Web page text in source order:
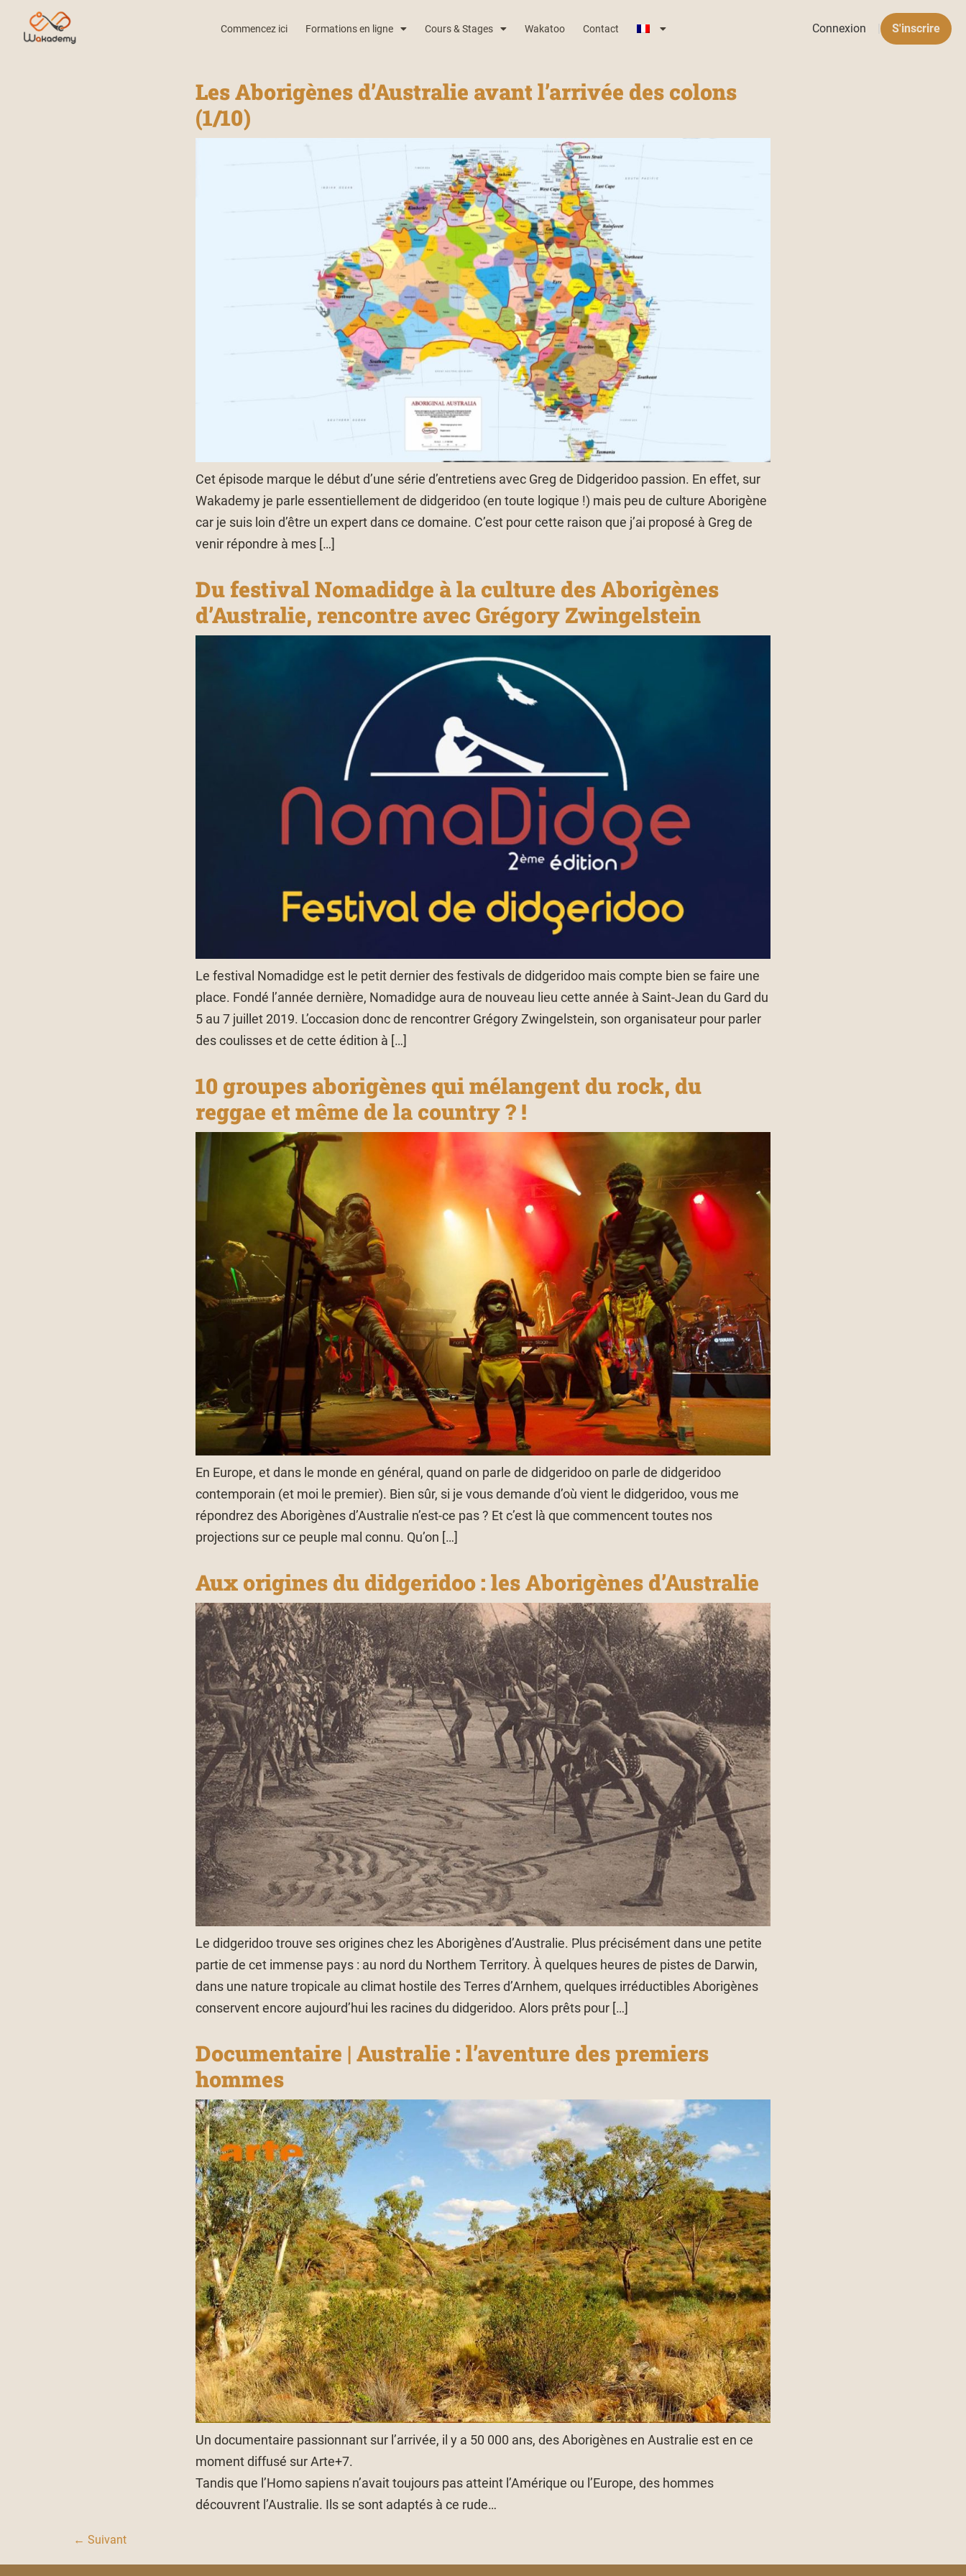
Commencez ici Formations en ligne Cours & Stages Wakatoo Contact Connexion S'inscrire
Les Aborigènes d’Australie avant l’arrivée des colons
(1/10)
Cet épisode marque le début d’une série d’entretiens avec Greg de Didgeridoo passion. En effet, sur
Wakademy je parle essentiellement de didgeridoo (en toute logique !) mais peu de culture Aborigène
car je suis loin d’être un expert dans ce domaine. C’est pour cette raison que j’ai proposé à Greg de
venir répondre à mes […]
Du festival Nomadidge à la culture des Aborigènes
d’Australie, rencontre avec Grégory Zwingelstein
Le festival Nomadidge est le petit dernier des festivals de didgeridoo mais compte bien se faire une
place. Fondé l’année dernière, Nomadidge aura de nouveau lieu cette année à Saint-Jean du Gard du
5 au 7 juillet 2019. L’occasion donc de rencontrer Grégory Zwingelstein, son organisateur pour parler
des coulisses et de cette édition à […]
10 groupes aborigènes qui mélangent du rock, du
reggae et même de la country ? !
En Europe, et dans le monde en général, quand on parle de didgeridoo on parle de didgeridoo
contemporain (et moi le premier). Bien sûr, si je vous demande d’où vient le didgeridoo, vous me
répondrez des Aborigènes d’Australie n’est-ce pas ? Et c’est là que commencent toutes nos
projections sur ce peuple mal connu. Qu’on […]
Aux origines du didgeridoo : les Aborigènes d’Australie
Le didgeridoo trouve ses origines chez les Aborigènes d’Australie. Plus précisément dans une petite
partie de cet immense pays : au nord du Northem Territory. À quelques heures de pistes de Darwin,
dans une nature tropicale au climat hostile des Terres d’Arnhem, quelques irréductibles Aborigènes
conservent encore aujourd’hui les racines du didgeridoo. Alors prêts pour […]
Documentaire | Australie : l’aventure des premiers
hommes
Un documentaire passionnant sur l’arrivée, il y a 50 000 ans, des Aborigènes en Australie est en ce
moment diffusé sur Arte+7.
Tandis que l’Homo sapiens n’avait toujours pas atteint l’Amérique ou l’Europe, des hommes
découvrent l’Australie. Ils se sont adaptés à ce rude…
← Suivant